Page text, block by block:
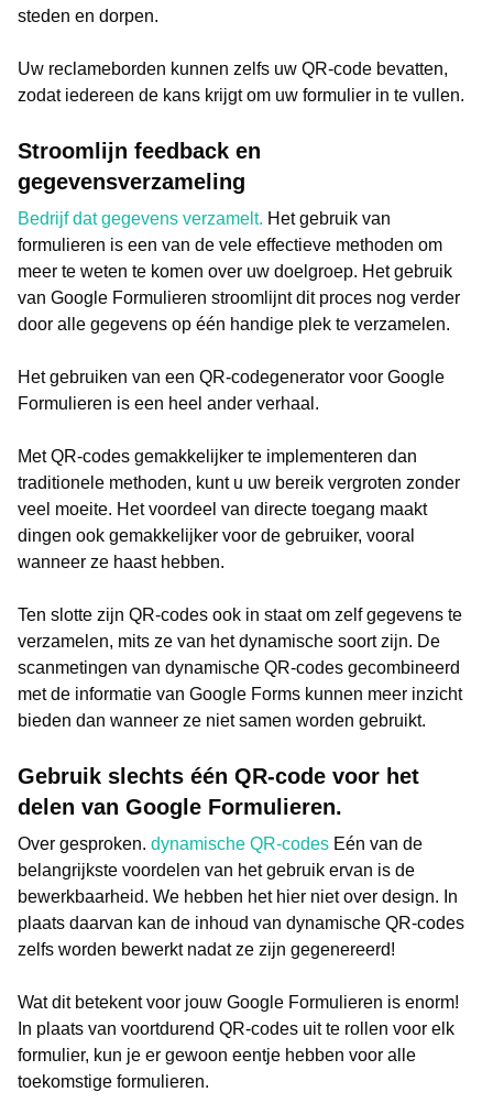
steden en dorpen.
Uw reclameborden kunnen zelfs uw QR-code bevatten,
zodat iedereen de kans krijgt om uw formulier in te vullen.
Stroomlijn feedback en
gegevensverzameling
Bedrijf dat gegevens verzamelt. Het gebruik van
formulieren is een van de vele effectieve methoden om
meer te weten te komen over uw doelgroep. Het gebruik
van Google Formulieren stroomlijnt dit proces nog verder
door alle gegevens op één handige plek te verzamelen.
Het gebruiken van een QR-codegenerator voor Google
Formulieren is een heel ander verhaal.
Met QR-codes gemakkelijker te implementeren dan
traditionele methoden, kunt u uw bereik vergroten zonder
veel moeite. Het voordeel van directe toegang maakt
dingen ook gemakkelijker voor de gebruiker, vooral
wanneer ze haast hebben.
Ten slotte zijn QR-codes ook in staat om zelf gegevens te
verzamelen, mits ze van het dynamische soort zijn. De
scanmetingen van dynamische QR-codes gecombineerd
met de informatie van Google Forms kunnen meer inzicht
bieden dan wanneer ze niet samen worden gebruikt.
Gebruik slechts één QR-code voor het
delen van Google Formulieren.
Over gesproken. dynamische QR-codes Eén van de
belangrijkste voordelen van het gebruik ervan is de
bewerkbaarheid. We hebben het hier niet over design. In
plaats daarvan kan de inhoud van dynamische QR-codes
zelfs worden bewerkt nadat ze zijn gegenereerd!
Wat dit betekent voor jouw Google Formulieren is enorm!
In plaats van voortdurend QR-codes uit te rollen voor elk
formulier, kun je er gewoon eentje hebben voor alle
toekomstige formulieren.